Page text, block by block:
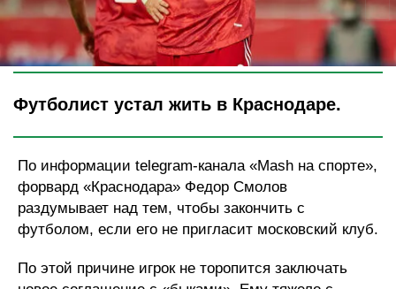
Legion-Media
Футболист устал жить в Краснодаре.
По информации telegram-канала «Mash на спорте»,
форвард «Краснодара» Федор Смолов
раздумывает над тем, чтобы закончить с
футболом, если его не пригласит московский клуб.
По этой причине игрок не торопится заключать